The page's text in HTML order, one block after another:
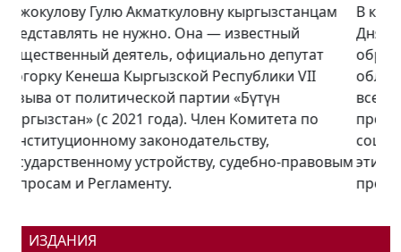
В конце августа – в преддверии празднования
Дня независимости Кыргызстана и 100-летия
образования Кара-Кыргызской автономной
области Кабмин заявил, что в нынешнем году по
всей республике будут открыты более 100
промышленных предприятий и столько же
социальных объектов. Насколько реализуемы
эти планы в беседе «Региону.kg» рассказал
президент...
ИЗДАНИЯ